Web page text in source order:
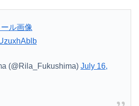
ル画像
(@Rila_Fukushima) July 16,